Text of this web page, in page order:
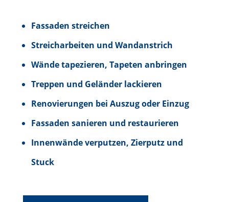
Fassaden streichen
Streicharbeiten und Wandanstrich
Wände tapezieren, Tapeten anbringen
Treppen und Geländer lackieren
Renovierungen bei Auszug oder Einzug
Fassaden sanieren und restaurieren
Innenwände verputzen, Zierputz und
Stuck